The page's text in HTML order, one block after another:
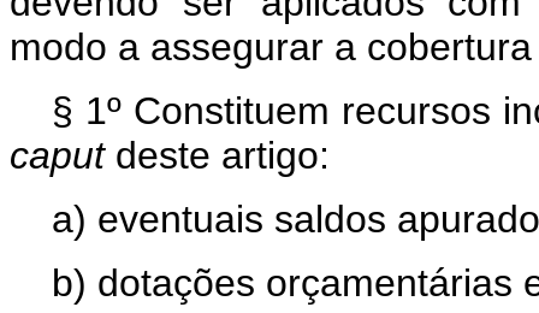
modo a assegurar a
§ 1º Constituem recursos
caputdeste artigo:
a) eventuais saldos
b) dotações orçamentárias